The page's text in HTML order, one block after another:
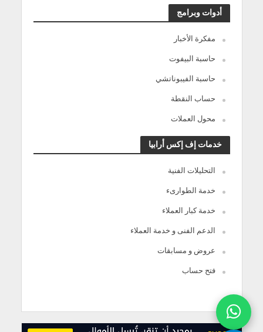
أدوات وبرامج
مفكرة الأخبار
حاسبة البيفوت
حاسبة الفيبوناتشي
حساب النقطة
محول العملات
خدمات إف إكس أرابيا
التحليلات الفنية
خدمة الطوارىء
خدمة كبار العملاء
الدعم الفنى و خدمة العملاء
عروض و مسابقات
فتح حساب